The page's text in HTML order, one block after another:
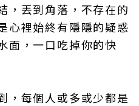
，丟到角落，不存在的
心裡始終有隱隱的疑惑
面，一口吃掉你的快
，每個人或多或少都是